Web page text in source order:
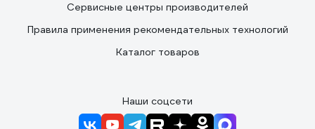
Сервисные центры производителей
Правила применения рекомендательных технологий
Каталог товаров
Наши соцсети